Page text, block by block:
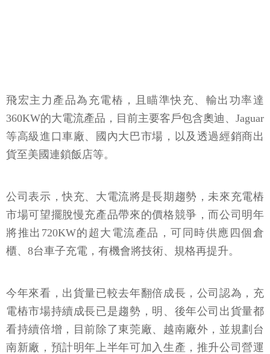
飛宏主力產品為充電樁，且瞄準快充、輸出功率達
360KW的大電流產品，目前主要客戶包含奧迪、 Jaguar
等高級進口車廠、國內大巴市場，以及透過經銷商出
貨至美國連鎖飯店等。
公司表示，快充、大電流將是長期趨勢，未來充電樁
市場可望擺脫慢充產品帶來的價格競爭，而公司明年
將推出 720KW的超大電流產品，可同時供應四個倉
櫃、 8台車子充電，有機會將技術、規格再提升。
今年來看，出貨量已較去年翻倍成長，公司認為，充
電樁市場持續成長已是趨勢，明、後年公司出貨量都
看持續倍增，目前除了東莞廠、越南廠外，並規劃台
南新廠，預計明年上半年可加入生產，推升公司營運